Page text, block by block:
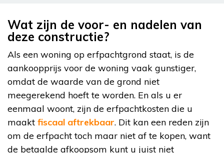
Wat zijn de voor- en nadelen van
deze constructie?
Als een woning op erfpachtgrond staat, is de
aankoopprijs voor de woning vaak gunstiger,
omdat de waarde van de grond niet
meegerekend hoeft te worden. En als u er
eenmaal woont, zijn de erfpachtkosten die u
maakt fiscaal aftrekbaar. Dit kan een reden zijn
om de erfpacht toch maar niet af te kopen, want
de betaalde afkoopsom kunt u juist niet